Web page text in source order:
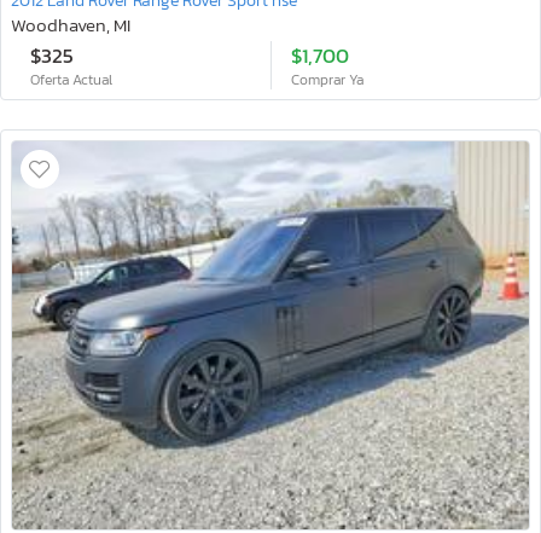
Woodhaven, MI
$325
Oferta Actual
$1,700
Comprar Ya